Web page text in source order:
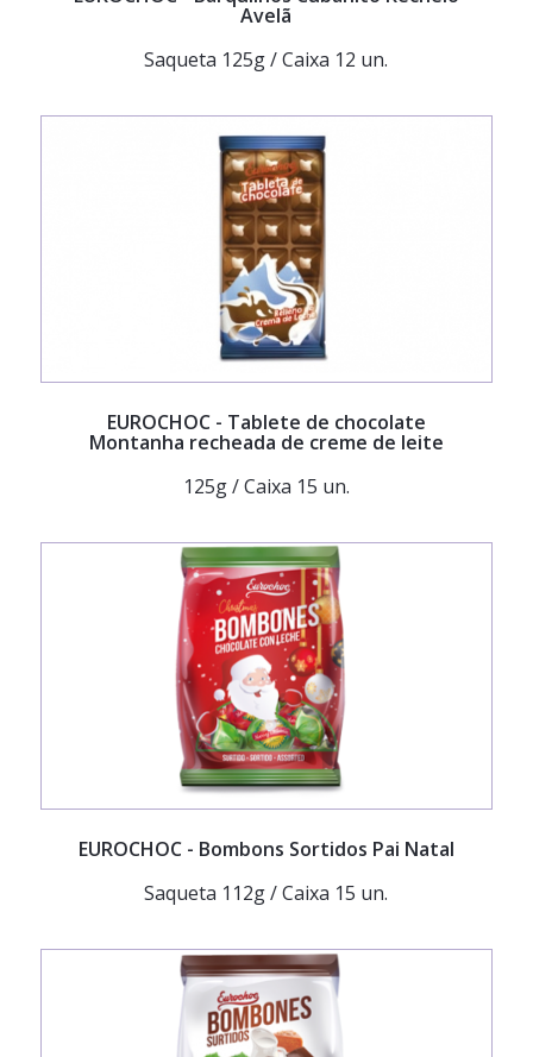
Avelã
Saqueta 125g / Caixa 12 un.
EUROCHOC- Tablete de chocolate
Montanha recheada de creme de leite
125g / Caixa 15 un.
EUROCHOC- Bombons Sortidos Pai Natal
Saqueta 112g / Caixa 15 un.